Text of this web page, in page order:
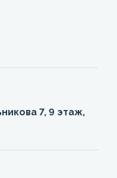
7, 9 этаж,